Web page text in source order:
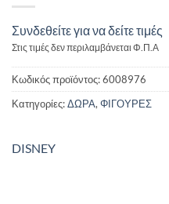
Συνδεθείτε για να δείτε τιμές
Στις τιμές δεν περιλαμβάνεται Φ.Π.Α
Κωδικός προϊόντος:6008976
Κατηγορίες:ΔΩΡΑ,ΦΙΓΟΥΡΕΣ
DISNEY